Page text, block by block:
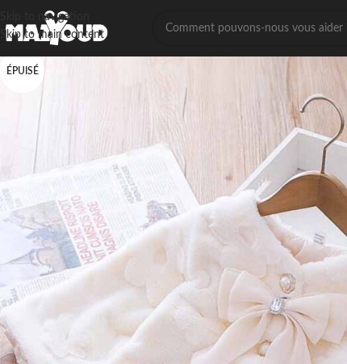
Skip to navigation
Skip to main content
ÉPUISÉ